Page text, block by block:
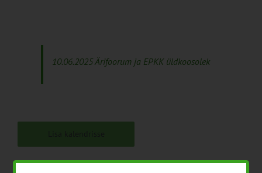
10.06.2025 Ärifoorum ja EPKK üldkoosolek